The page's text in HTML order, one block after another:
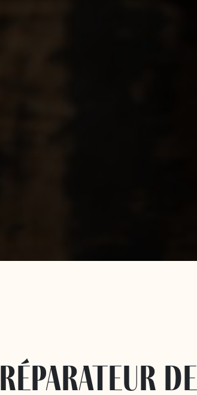
réparateur de